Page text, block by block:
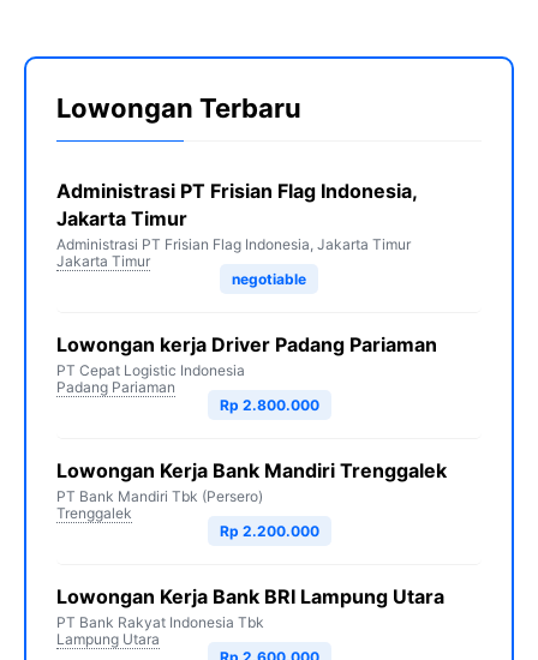
Lowongan Terbaru
Administrasi PT Frisian Flag Indonesia,
Jakarta Timur
Administrasi PT Frisian Flag Indonesia, Jakarta Timur
Jakarta Timur
negotiable
Lowongan kerja Driver Padang Pariaman
PT Cepat Logistic Indonesia
Padang Pariaman
Rp 2.800.000
Lowongan Kerja Bank Mandiri Trenggalek
PT Bank Mandiri Tbk (Persero)
Trenggalek
Rp 2.200.000
Lowongan Kerja Bank BRI Lampung Utara
PT Bank Rakyat Indonesia Tbk
Lampung Utara